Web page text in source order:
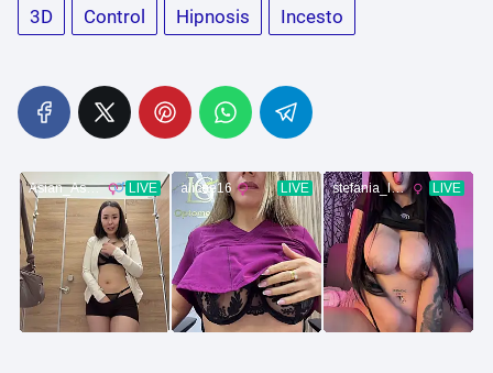
3D Control Hipnosis Incesto